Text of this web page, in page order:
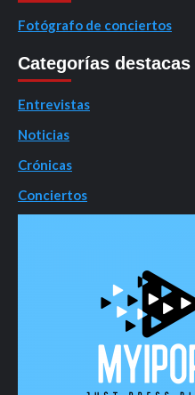
Fotógrafo de conciertos
Categorías destacas
Entrevistas
Noticias
Crónicas
Conciertos